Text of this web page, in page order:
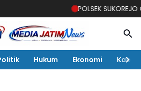
POLSEK SUKOREJO
Hukum Ekonomi Kabar